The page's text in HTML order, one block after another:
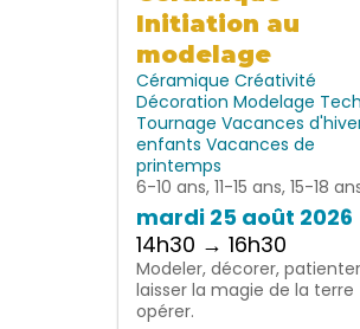
Initiation au
modelage
Céramique Créativité
Décoration Modelage
Tournage Vacances
enfants Vacances de
printemps
6-10 ans, 11-15 ans, 15-18
mardi 25 août 2026
14h30 → 16h30
Modeler, décorer,
laisser la magie de la terre
opérer.